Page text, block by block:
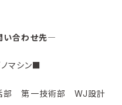
い合わせ先―
マシン■
部 第一技術部 WJ設計